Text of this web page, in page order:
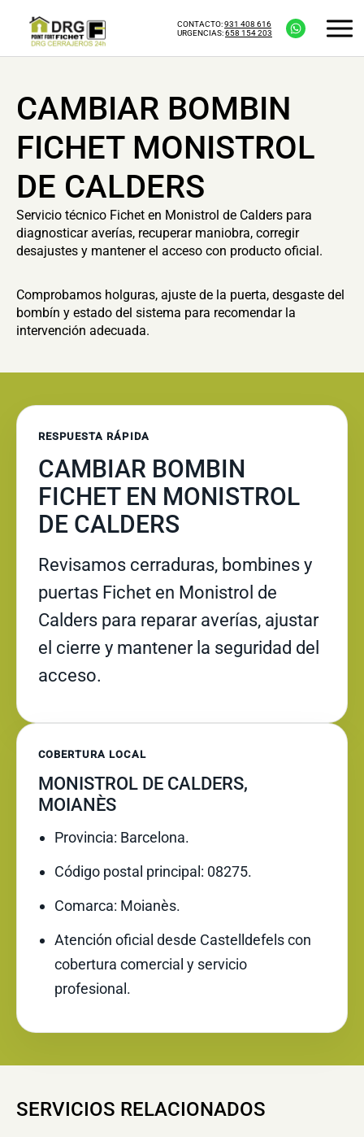
CONTACTO:931 408 616
URGENCIAS:658 154 203
CAMBIAR BOMBIN
FICHET MONISTROL
DE CALDERS
Servicio técnico Fichet en Monistrol de Calders para
diagnosticar averías, recuperar maniobra, corregir
desajustes y mantener el acceso con producto oficial.
Comprobamos holguras, ajuste de la puerta, desgaste del
bombín y estado del sistema para recomendar la
intervención adecuada.
RESPUESTA RÁPIDA
CAMBIAR BOMBIN
FICHET EN MONISTROL
DE CALDERS
Revisamos cerraduras, bombines y
puertas Fichet en Monistrol de
Calders para reparar averías, ajustar
el cierre y mantener la seguridad del
acceso.
COBERTURA LOCAL
MONISTROL DE CALDERS,
MOIANÈS
Provincia: Barcelona.
Código postal principal: 08275.
Comarca: Moianès.
Atención oficial desde Castelldefels con
cobertura comercial y servicio
profesional.
SERVICIOS RELACIONADOS